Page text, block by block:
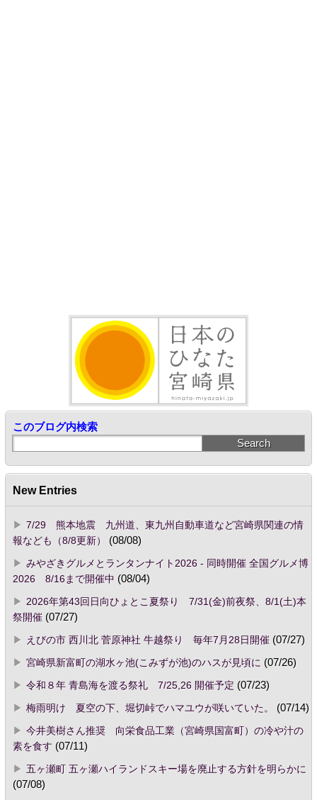
このブログ内検索
New Entries
7/29 熊本地震 九州道、東九州自動車道など宮崎県関連の情
報なども（8/8更新）
(08/08)
みやざきグルメとランタンナイト2026 - 同時開催 全国グルメ博
2026 8/16まで開催中 (08/04)
2026年第43回日向ひょとこ夏祭り 7/31(金)前夜祭、8/1(土)本
祭開催(07/27)
えびの市 西川北 菅原神社 牛越祭り 毎年7月28日開催(07/27)
宮崎県新富町の湖水ヶ池(こみずが池)のハスが見頃に (07/26)
令和８年 青島海を渡る祭礼 7/25,26 開催予定 (07/23)
梅雨明け 夏空の下、堀切峠でハマユウが咲いていた。
(07/14)
今井美樹さん推奨 向栄食品工業（宮崎県国富町）の冷や汁の
素を食す (07/11)
五ヶ瀬町 五ヶ瀬ハイランドスキー場を廃止する方針を明らかに
(07/08)